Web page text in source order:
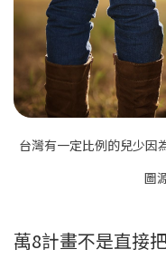
台灣有一定比例的兒少因
圖
萬8計畫不是直接